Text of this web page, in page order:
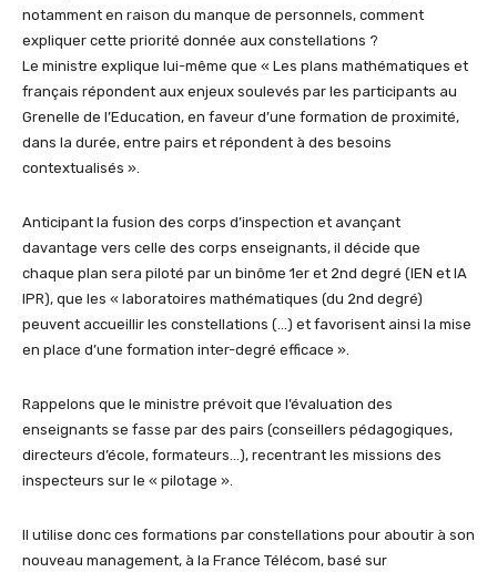
notamment en raison du manque de personnels, comment
expliquer cette priorité donnée aux constellations ?
Le ministre explique lui-même que « Les plans mathématiques et
français répondent aux enjeux soulevés par les participants au
Grenelle de l’Education, en faveur d’une formation de proximité,
dans la durée, entre pairs et répondent à des besoins
contextualisés ».
Anticipant la fusion des corps d’inspection et avançant
davantage vers celle des corps enseignants, il décide que
chaque plan sera piloté par un binôme 1er et 2nd degré (IEN et IA
IPR), que les « laboratoires mathématiques (du 2nd degré)
peuvent accueillir les constellations (…) et favorisent ainsi la mise
en place d’une formation inter-degré efficace ».
Rappelons que le ministre prévoit que l’évaluation des
enseignants se fasse par des pairs (conseillers pédagogiques,
directeurs d’école, formateurs…), recentrant les missions des
inspecteurs sur le « pilotage ».
Il utilise donc ces formations par constellations pour aboutir à son
nouveau management, à la France Télécom, basé sur